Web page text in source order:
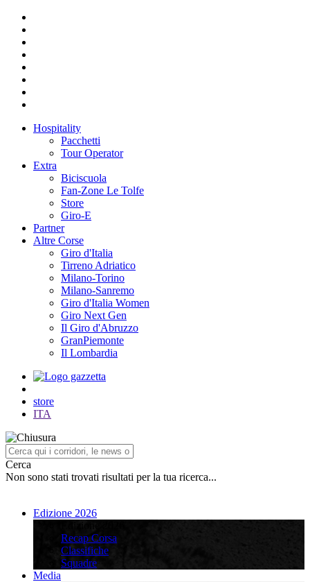
Hospitality
Pacchetti
Tour Operator
Extra
Biciscuola
Fan-Zone Le Tolfe
Store
Giro-E
Partner
Altre Corse
Giro d'Italia
Tirreno Adriatico
Milano-Torino
Milano-Sanremo
Giro d'Italia Women
Giro Next Gen
Il Giro d'Abruzzo
GranPiemonte
Il Lombardia
store
ITA
Cerca
Non sono stati trovati risultati per la tua ricerca...
Edizione 2026
Recap Corsa
Classifiche
Squadre
Media